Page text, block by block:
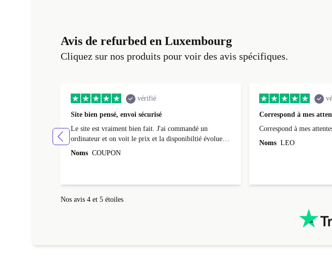
Avis de refurbed en Luxembourg
Cliquez sur nos produits pour voir des avis spécifiques.
vérifié
Site bien pensé, envoi sécurisé
Le site est vraiment bien fait. J'ai commandé un
ordinateur et on voit le prix et la disponibiltié évoluer
au fil des caractéristiques choisies. L'envoi de
Noms COUPON
Correspond à mes
Correspond à mes
Noms LEO
Nos avis 4 et 5 étoiles